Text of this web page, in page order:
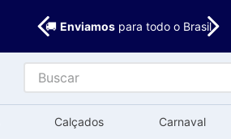
🚚 Enviamospara todo o Brasil
Buscar
Calçados Carnaval